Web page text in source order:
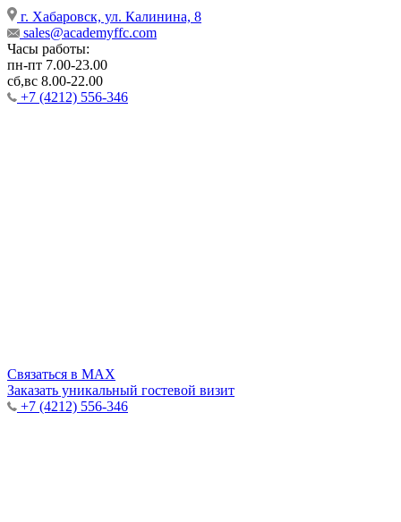
г. Хабаровск, ул. Калинина, 8
sales@academyffc.com
Часы работы:
пн-пт 7.00-23.00
сб,вс 8.00-22.00
+7 (4212) 556-346
Cвязаться в MAX
Заказать уникальный гостевой визит
+7 (4212) 556-346